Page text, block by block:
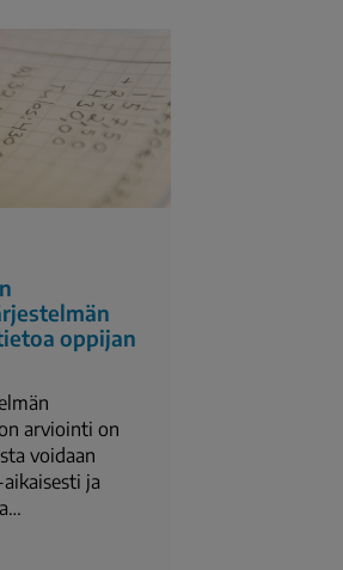
oppijan
arviointi on
voidaan
ja